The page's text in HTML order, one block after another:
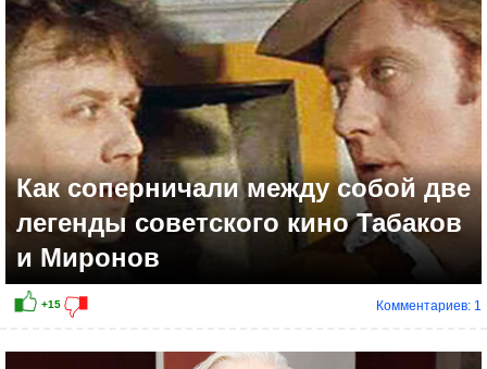
Как соперничали между собой две
легенды советского кино Табаков
и Миронов
Комментариев: 1